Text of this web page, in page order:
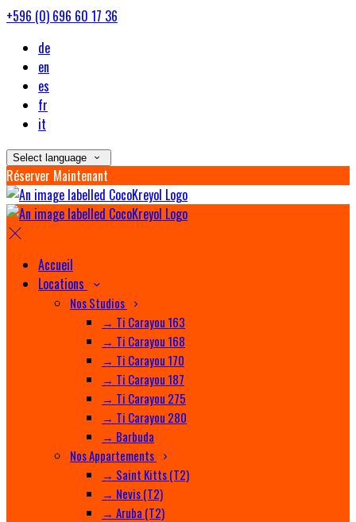
+596 (0) 696 60 17 36
de
en
es
fr
it
Select language
Réserver Maintenant
Accueil
Locations
Nos Studios
→ Ti Carayou 163
→ Ti Carayou 168
→ Ti Carayou 170
→ Ti Carayou 187
→ Ti Carayou 275
→ Ti Carayou 280
→ Barbuda
Nos Appartements
→ Saint Kitts (T2)
→ Nevis (T2)
→ Aruba (T2)